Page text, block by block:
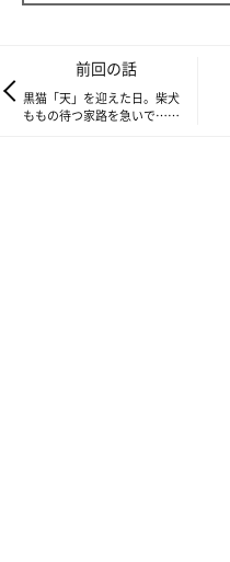
前回の話
黒猫「天」を迎えた日。柴犬
ももの待つ家路を急いで…｜